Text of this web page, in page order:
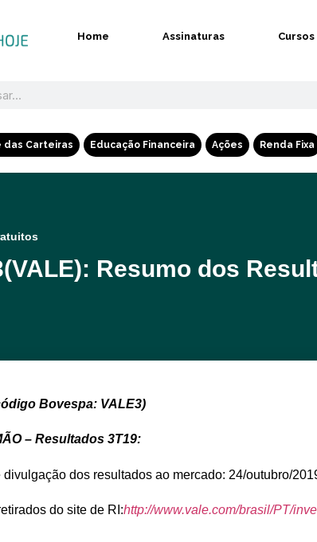
Home Assinaturas Cursos
das Carteiras Educação Financeira Ações Renda Fixa
Resumo dos
Bovespa: VALE3)
– Resultados 3T19:
divulgação dos resultados ao mercado: 24/outubro/
do site de RI:http://www.vale.com/brasil/PT/